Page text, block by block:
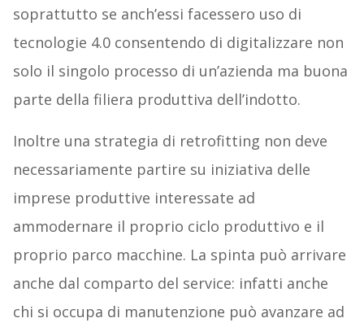
soprattutto se anch’essi facessero uso di
tecnologie 4.0 consentendo di digitalizzare non
solo il singolo processo di un’azienda ma buona
parte della filiera produttiva dell’indotto.
Inoltre una strategia di retrofitting non deve
necessariamente partire su iniziativa delle
imprese produttive interessate ad
ammodernare il proprio ciclo produttivo e il
proprio parco macchine. La spinta può arrivare
anche dal comparto del service: infatti anche
chi si occupa di manutenzione può avanzare ad